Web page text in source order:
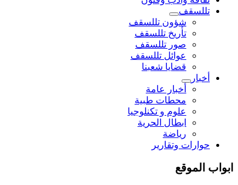
تللسقف
شؤون تللسقف
تأريخ تللسقف
صور تللسقف
عوائل تللسقف
قضايا شعبنا
أخبار
أخبار عامة
محطات طبية
علوم و تکنلوجیا
ابطال الحرية
رياضة
حوارات وتقارير
ابواب الموقع